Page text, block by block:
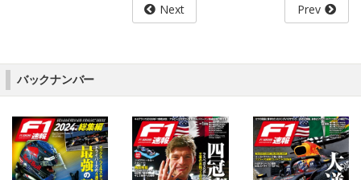
Next Prev
バックナンバー